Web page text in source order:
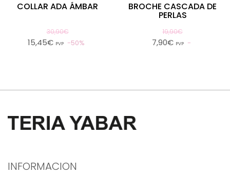
COLLAR ADA ÁMBAR
30,90€
15,45€ PVP 50%
BROCHE CASCADA DE
PERLAS
19,90€
7,90€ PVP
INFORMACION